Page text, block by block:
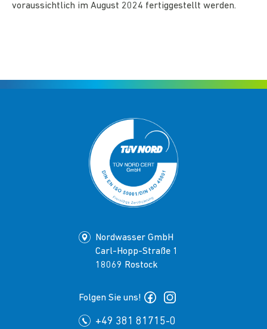
voraussichtlich im August 2024 fertiggestellt werden.
+49 381 81715-0
Nordwasser GmbH
Carl-Hopp-Straße 1
18069 Rostock
Folgen Sie uns!